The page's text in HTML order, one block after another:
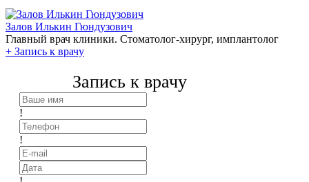
Залов Илькин Гюндузович
Главный врач клиники. Стоматолог-хирург, имплантолог
+ Запись к врачу
Запись к врачу
!
!